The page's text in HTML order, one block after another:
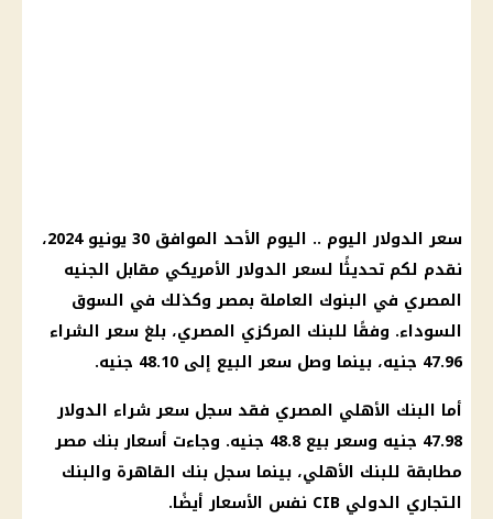
سعر الدولار اليوم .. اليوم الأحد الموافق 30 يونيو 2024،
نقدم لكم تحديثًا لسعر الدولار الأمريكي مقابل الجنيه
المصري في البنوك العاملة بمصر وكذلك في السوق
السوداء. وفقًا للبنك المركزي المصري، بلغ سعر الشراء
47.96 جنيه، بينما وصل سعر البيع إلى 48.10 جنيه.
أما البنك الأهلي المصري فقد سجل سعر شراء الدولار
47.98 جنيه وسعر بيع 48.8 جنيه. وجاءت أسعار بنك مصر
مطابقة للبنك الأهلي، بينما سجل بنك القاهرة والبنك
التجاري الدولي CIB نفس الأسعار أيضًا.